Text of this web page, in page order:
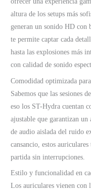
altura de los setups más
generan un sonido HD con
te permite captar cada
hasta las explosiones más
con calidad de sonido
Comodidad optimizada
Sabemos que las sesiones
eso los ST-Hydra cuentan
ajustable que garantizan
de audio aislada del ruido
cansancio, estos
partida sin interrupciones.
Estilo y funcionalidad en
Los auriculares vienen con